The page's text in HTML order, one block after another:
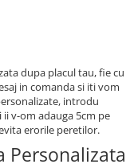
dupa placul tau, fie cu
in comanda si iti vom
introdu
v-om adauga 5cm pe
erorile peretilor.
Personalizata